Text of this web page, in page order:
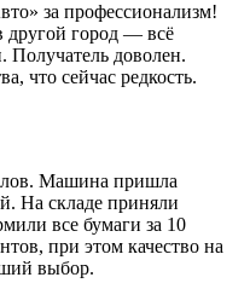
за профессионализм!
другой город — всё
Получатель доволен.
что сейчас редкость.
Машина пришла
На складе приняли
все бумаги за 10
при этом качество на
выбор.